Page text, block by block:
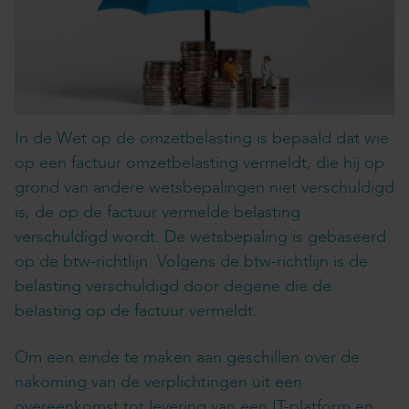
In de Wet op de omzetbelasting is bepaald dat wie
op een factuur omzetbelasting vermeldt, die hij op
grond van andere wetsbepalingen niet verschuldigd
is, de op de factuur vermelde belasting
verschuldigd wordt. De wetsbepaling is gebaseerd
op de btw-richtlijn. Volgens de btw-richtlijn is de
belasting verschuldigd door degene die de
belasting op de factuur vermeldt.
Om een einde te maken aan geschillen over de
nakoming van de verplichtingen uit een